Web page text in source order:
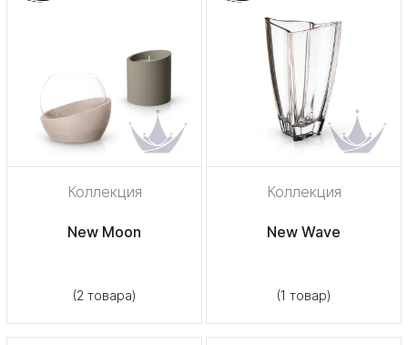
Коллекция
New Moon
(2 товара)
Коллекция
New Wave
(1 товар)